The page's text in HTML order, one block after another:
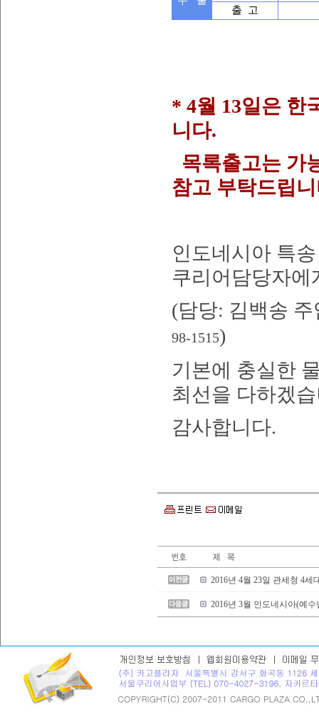
출 고
* 4월 13일은 한
니다.
목록출고는 가
참고 부탁드립
인도네시아 특
쿠리어담당자에
(담당: 김백송 주
98-1515)
기본에 충실한
최선을 다하겠
감사합니다.
2016년 4월 23일 관세청 4
2016년 3월 인도네시아(예